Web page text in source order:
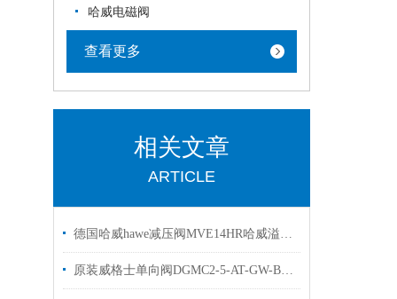
哈威电磁阀
查看更多
相关文章
ARTICLE
德国哈威hawe减压阀MVE14HR哈威溢流阀现货出售
原装威格士单向阀DGMC2-5-AT-GW-BT溢流阀简介